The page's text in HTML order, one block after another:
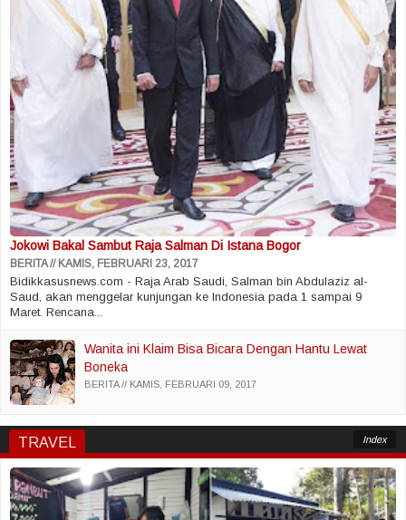
Jokowi Bakal Sambut Raja Salman Di Istana Bogor
BERITA KAMIS, FEBRUARI 23, 2017
Bidikkasusnews.com - Raja Arab Saudi, Salman bin Abdulaziz al-
Saud, akan menggelar kunjungan ke Indonesia pada 1 sampai 9
Maret. Rencana...
Wanita ini Klaim Bisa Bicara Dengan Hantu Lewat
Boneka
BERITA KAMIS, FEBRUARI 09, 2017
TRAVEL Index